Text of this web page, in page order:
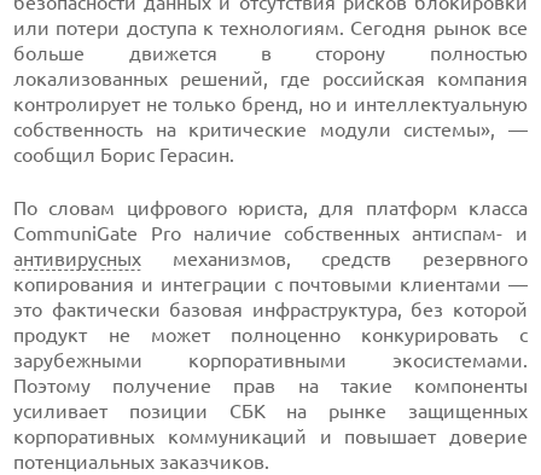
или потери доступа к технологиям. Сегодня рынок все
больше движется в сторону полностью
локализованных решений, где российская компания
контролирует не только бренд, но и интеллектуальную
собственность на критические модули системы», —
сообщил Борис Герасин.
По словам цифрового юриста, для платформ класса
CommuniGate Pro наличие собственных антиспам- и
антивирусных механизмов, средств резервного
копирования и интеграции с почтовыми клиентами —
это фактически базовая инфраструктура, без которой
продукт не может полноценно конкурировать с
зарубежными корпоративными экосистемами.
Поэтому получение прав на такие компоненты
усиливает позиции СБК на рынке защищенных
корпоративных коммуникаций и повышает доверие
потенциальных заказчиков.